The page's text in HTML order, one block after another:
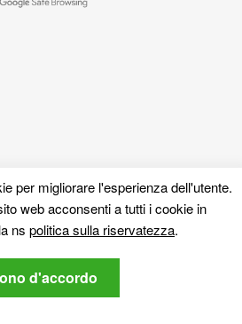
per migliorare l'esperienza dell'utente.
web acconsenti a tutti i cookie in
ns politica sulla riservatezza.
d'accordo